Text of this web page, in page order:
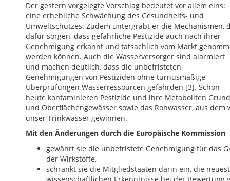
Der gestern vorgelegte Vorschlag bedeutet vor allem eins:
eine erhebliche Schwächung des Gesundheits- und
Umweltschutzes. Zudem untergräbt er die Mechanismen,
dafür sorgen, dass gefährliche Pestizide auch nach ihrer
Genehmigung erkannt und tatsächlich vom Markt
werden können. Auch die Wasserversorger sind alarmiert
und machen deutlich, dass die unbefristeten
Genehmigungen von Pestiziden ohne turnusmäßige
Überprüfungen Wasserressourcen gefährden [3]. Schon
heute kontaminieren Pestizide und ihre Metaboliten
und Oberflächengewässer sowie das Rohwasser, aus dem
unser Trinkwasser gewinnen.
Mit den Änderungen durch die Europäische Kommission
gewährt sie die unbefristete Genehmigung für das
der Wirkstoffe,
schränkt sie die Mitgliedstaaten darin ein, die